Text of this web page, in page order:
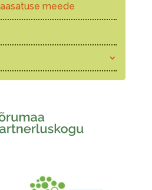
meede